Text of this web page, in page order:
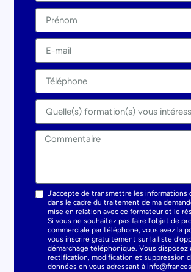
J'accepte de transmettre les informations
dans le cadre du traitement de ma
mise en relation avec ce formateur et le
Si vous ne souhaitez pas faire l'objet de
commerciale par téléphone, vous avez la
vous inscrire gratuitement sur la liste
démarchage téléphonique. Vous disposez
rectification, modification et suppression
données en vous adressant à